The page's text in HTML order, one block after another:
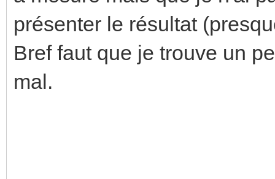
présenter le résultat
Bref faut que je trouve un
mal.